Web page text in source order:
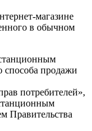
магазине
в обычном
способа продажи
потребителей»,
Правительства